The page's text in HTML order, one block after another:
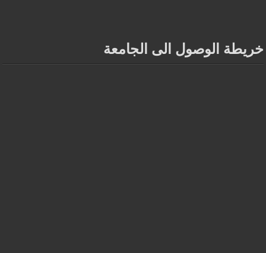
خريطة الوصول الى الجامعة